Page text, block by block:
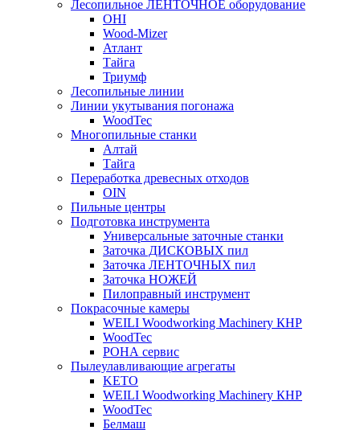
Лесопильное ЛЕНТОЧНОЕ оборудование
OHI
Wood-Mizer
Атлант
Тайга
Триумф
Лесопильные линии
Линии укутывания погонажа
WoodTec
Многопильные станки
Алтай
Тайга
Переработка древесных отходов
OIN
Пильные центры
Подготовка инструмента
Универсальные заточные станки
Заточка ДИСКОВЫХ пил
Заточка ЛЕНТОЧНЫХ пил
Заточка НОЖЕЙ
Пилоправный инструмент
Покрасочные камеры
WEILI Woodworking Machinery КНР
WoodTec
РОНА сервис
Пылеулавливающие агрегаты
KETO
WEILI Woodworking Machinery КНР
WoodTec
Белмаш